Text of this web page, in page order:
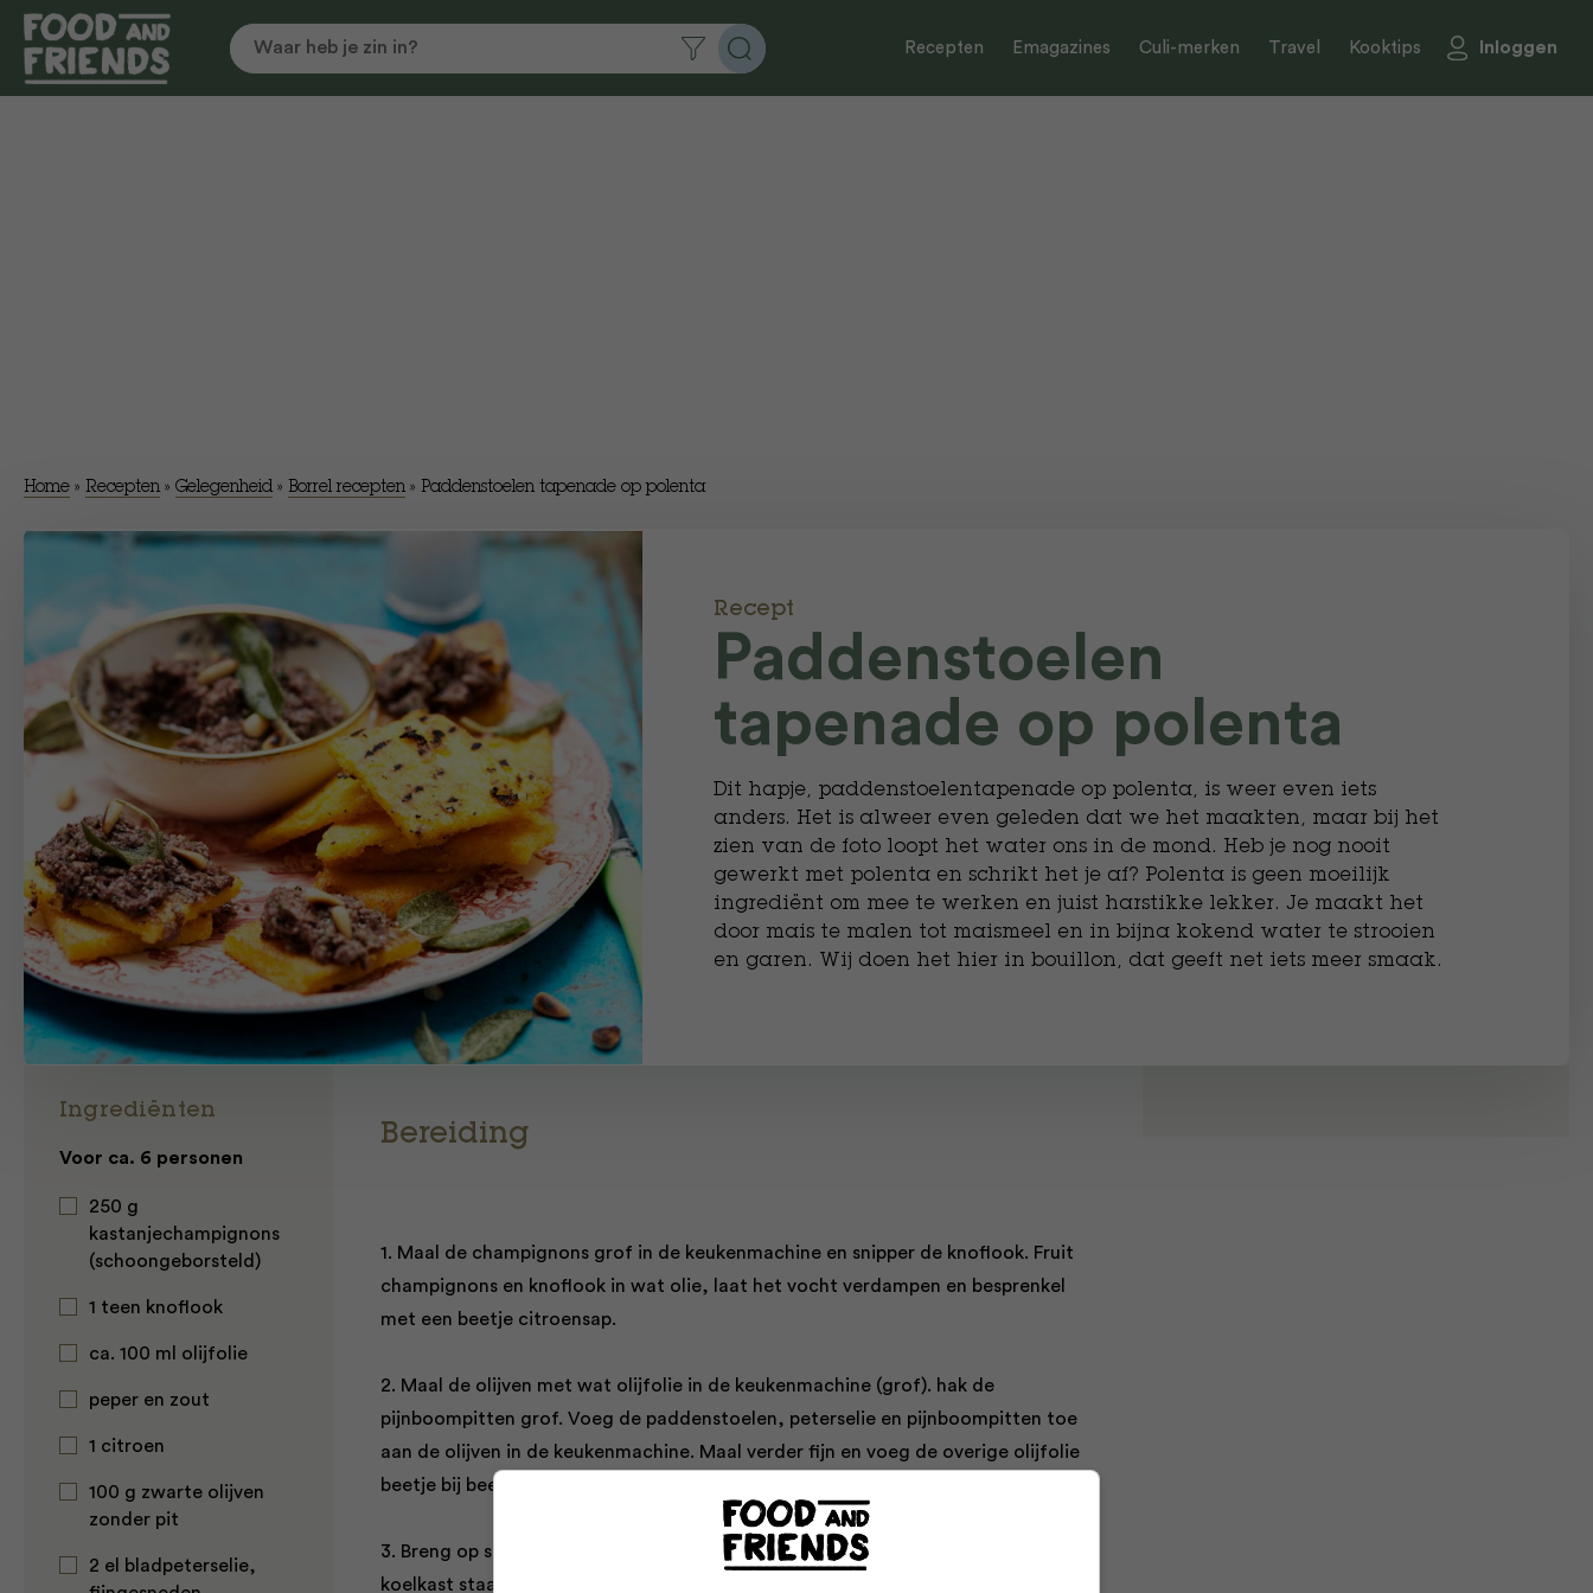
Recepten Emagazines Culi-merken Travel Kooktips Inloggen
Home » Recepten » Gelegenheid » Borrel recepten » Paddenstoelen tapenade op polenta
Recept
Paddenstoelen
tapenade op polenta
Dit hapje, paddenstoelentapenade op polenta, is weer even iets
anders. Het is alweer even geleden dat we het maakten, maar bij het
zien van de foto loopt het water ons in de mond. Heb je nog nooit
gewerkt met polenta en schrikt het je af? Polenta is geen moeilijk
ingrediënt om mee te werken en juist harstikke lekker. Je maakt het
door mais te malen tot maismeel en in bijna kokend water te strooien
en garen. Wij doen het hier in bouillon, dat geeft net iets meer smaak.
Ingrediënten
Voor ca. 6 personen
250 g
kastanjechampignons
(schoongeborsteld)
1 teen knoflook
ca. 100 ml olijfolie
peper en zout
1 citroen
100 g zwarte olijven
zonder pit
2 el bladpeterselie,
Bereiding
1. Maal de champignons grof in de keukenmachine en snipper de knoflook. Fruit
champignons en knoflook in wat olie, laat het vocht verdampen en besprenkel
met een beetje citroensap.
2. Maal de olijven met wat olijfolie in de keukenmachine (grof). hak de
pijnboompitten grof. Voeg de paddenstoelen, peterselie en pijnboompitten toe
aan de olijven in de keukenmachine. Maal verder fijn en voeg de overige olijfolie
beetje bij beetje toe.
3. Breng op smaak met zout en peper. laat het mengsel een paar uur in de
koelkast staan zodat de smaak zich goed kan ontwikkelen.